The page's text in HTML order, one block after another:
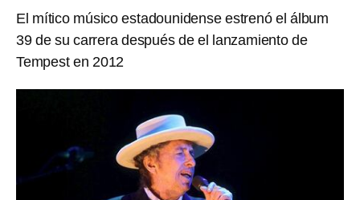
El mítico músico estadounidense estrenó el álbum
39 de su carrera después de el lanzamiento de
Tempest en 2012